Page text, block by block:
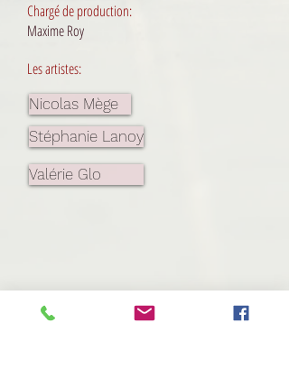
Chargé de production:
Maxime Roy
Lesartistes:
Nicolas Mège
Stéphanie Lanoy
Valérie Glo